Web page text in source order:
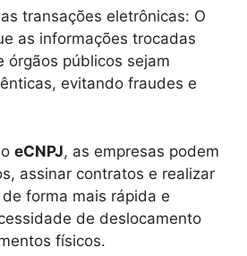
transações eletrônicas: O
as informações trocadas
órgãos públicos sejam
evitando fraudes e
eCNPJ, as empresas podem
assinar contratos e realizar
forma mais rápida e
de deslocamento
físicos.